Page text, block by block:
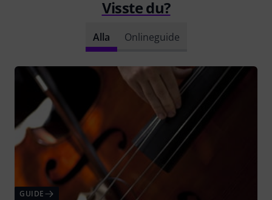
Visste du?
Alla Onlineguide
GUIDE